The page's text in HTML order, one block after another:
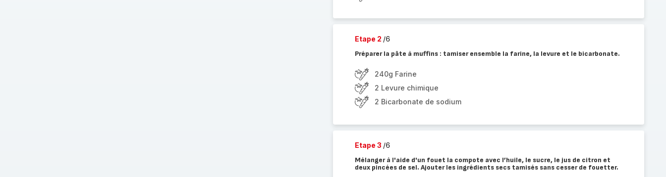
Etape 2 /6
Préparer la pâte à muffins : tamiser ensemble la farine, la levure et le bicarbonate.
240g Farine
2 Levure chimique
2 Bicarbonate de sodium
Etape 3 /6
Mélanger à l'aide d'un fouet la compote avec l’huile, le sucre, le jus de citron et
deux pincées de sel. Ajouter les ingrédients secs tamisés sans cesser de fouetter.